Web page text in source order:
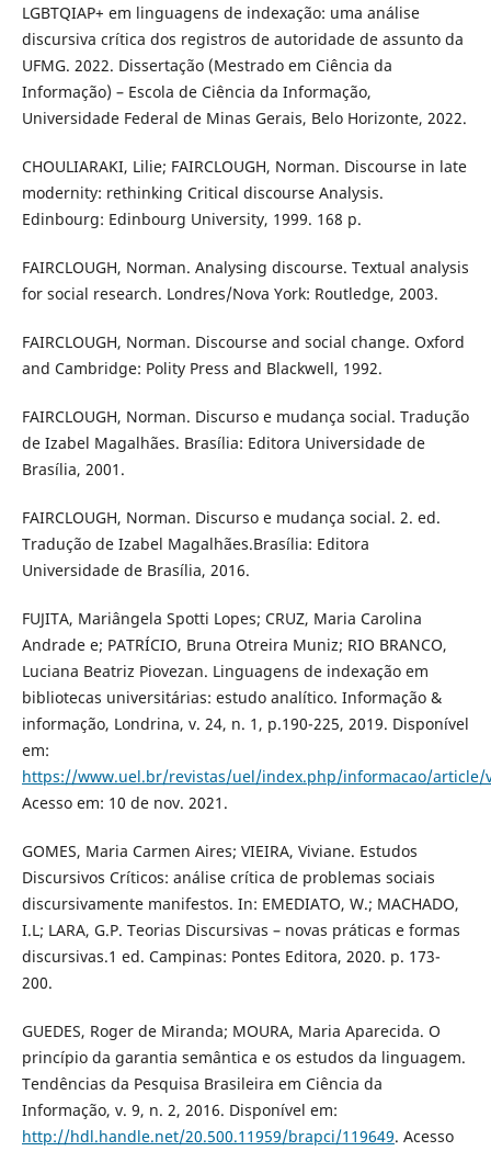
LGBTQIAP+ em linguagens de indexação: uma análise
discursiva crítica dos registros de autoridade de assunto da
UFMG. 2022. Dissertação (Mestrado em Ciência da
Informação) – Escola de Ciência da Informação,
Universidade Federal de Minas Gerais, Belo Horizonte, 2022.
CHOULIARAKI, Lilie; FAIRCLOUGH, Norman. Discourse in late
modernity: rethinking Critical discourse Analysis.
Edinbourg: Edinbourg University, 1999. 168 p.
FAIRCLOUGH, Norman. Analysing discourse. Textual analysis
for social research. Londres/Nova York: Routledge, 2003.
FAIRCLOUGH, Norman. Discourse and social change. Oxford
and Cambridge: Polity Press and Blackwell, 1992.
FAIRCLOUGH, Norman. Discurso e mudança social. Tradução
de Izabel Magalhães. Brasília: Editora Universidade de
Brasília, 2001.
FAIRCLOUGH, Norman. Discurso e mudança social. 2. ed.
Tradução de Izabel Magalhães.Brasília: Editora
Universidade de Brasília, 2016.
FUJITA, Mariângela Spotti Lopes; CRUZ, Maria Carolina
Andrade e; PATRÍCIO, Bruna Otreira Muniz; RIO BRANCO,
Luciana Beatriz Piovezan. Linguagens de indexação em
bibliotecas universitárias: estudo analítico. Informação &
informação, Londrina, v. 24, n. 1, p.190-225, 2019. Disponível
em:
https://www.uel.br/revistas/uel/index.php/informacao/article/
Acesso em: 10 de nov. 2021.
GOMES, Maria Carmen Aires; VIEIRA, Viviane. Estudos
Discursivos Críticos: análise crítica de problemas sociais
discursivamente manifestos. In: EMEDIATO, W.; MACHADO,
I.L; LARA, G.P. Teorias Discursivas – novas práticas e formas
discursivas.1 ed. Campinas: Pontes Editora, 2020. p. 173-
200.
GUEDES, Roger de Miranda; MOURA, Maria Aparecida. O
princípio da garantia semântica e os estudos da linguagem.
Tendências da Pesquisa Brasileira em Ciência da
Informação, v. 9, n. 2, 2016. Disponível em:
http://hdl.handle.net/20.500.11959/brapci/119649. Acesso